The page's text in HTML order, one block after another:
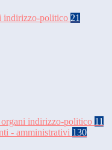
indirizzo-politico 21
indirizzo-politico 11
- amministrativi 130